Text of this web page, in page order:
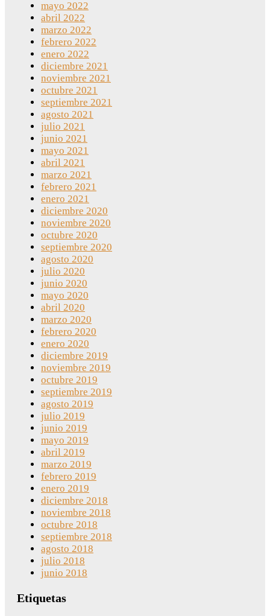
mayo 2022
abril 2022
marzo 2022
febrero 2022
enero 2022
diciembre 2021
noviembre 2021
octubre 2021
septiembre 2021
agosto 2021
julio 2021
junio 2021
mayo 2021
abril 2021
marzo 2021
febrero 2021
enero 2021
diciembre 2020
noviembre 2020
octubre 2020
septiembre 2020
agosto 2020
julio 2020
junio 2020
mayo 2020
abril 2020
marzo 2020
febrero 2020
enero 2020
diciembre 2019
noviembre 2019
octubre 2019
septiembre 2019
agosto 2019
julio 2019
junio 2019
mayo 2019
abril 2019
marzo 2019
febrero 2019
enero 2019
diciembre 2018
noviembre 2018
octubre 2018
septiembre 2018
agosto 2018
julio 2018
junio 2018
Etiquetas